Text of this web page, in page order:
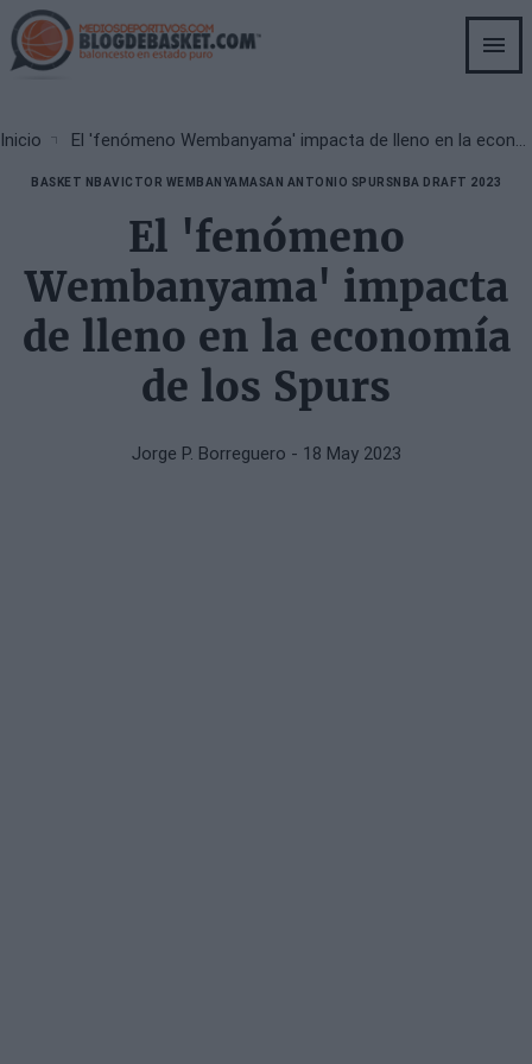
Skip
to
main
Breadcrumb
Inicio El 'fenómeno Wembanyama' impacta de lleno en la economía de los Spurs
BASKET NBAVICTOR WEMBANYAMASAN ANTONIO SPURSNBA DRAFT 2023
El 'fenómeno
Wembanyama' impacta
de lleno en la economía
de los Spurs
Jorge P. Borreguero - 18 May 2023